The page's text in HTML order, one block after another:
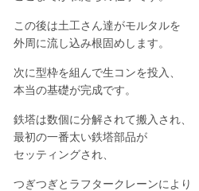
この後は土工さん達がモルタルを
外周に流し込み根固めします。
次に型枠を組んで生コンを投入、
本当の基礎が完成です。
鉄塔は数個に分解されて搬入され、
最初の一番太い鉄塔部品が
セッティングされ、
つぎつぎとラフタークレーンにより